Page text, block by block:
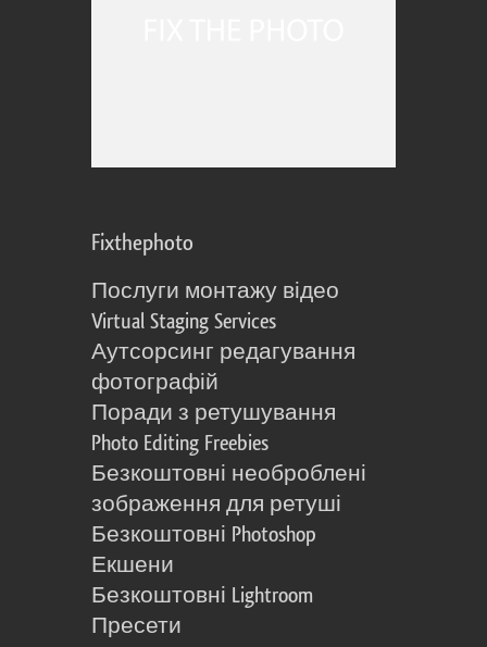
Fixthephoto
Послуги монтажу відео
Virtual Staging Services
Аутсорсинг редагування
фотографій
Поради з ретушування
Photo Editing Freebies
Безкоштовні необроблені
зображення для ретуші
Безкоштовні Photoshop
Екшени
Безкоштовні Lightroom
Пресети